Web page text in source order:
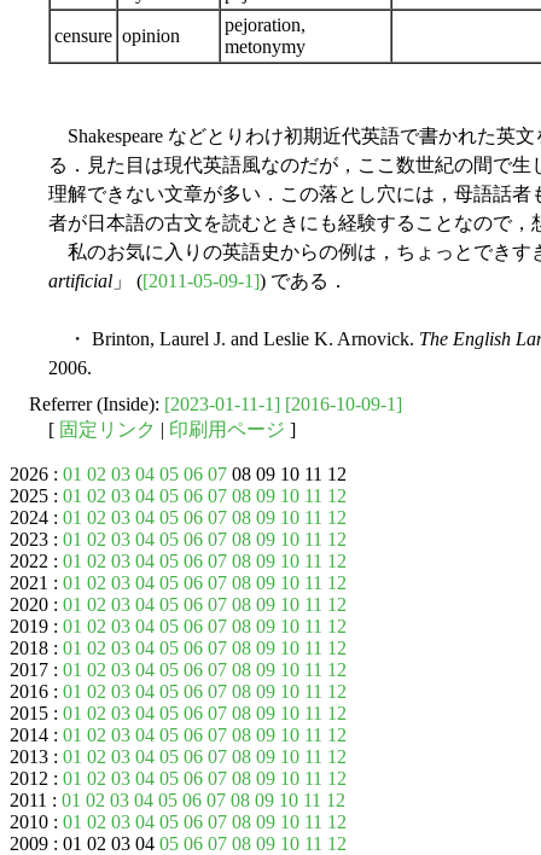
censure opinion
pejoration,
metonymy
Shakespeare などとりわけ初期近代英語で書かれた英
る．見た目は現代英語風なのだが，ここ数世紀の間で
理解できない文章が多い．この落とし穴には，母語話
者が日本語の古文を読むときにも経験することなので，
私のお気に入りの英語史からの例は，ちょっとできす
artificial 」 ([2011-05-09-1]) である．
・ Brinton, Laurel J. and Leslie K. Arnovick. The English
2006.
Referrer (Inside): [2023-01-11-1] [2016-10-09-1]
[ 固定リンク | 印刷用ページ ]
2026 : 01 02 03 04 05 06 07 08 09 10 11 12
2025 : 01 02 03 04 05 06 07 08 09 10 11 12
2024 : 01 02 03 04 05 06 07 08 09 10 11 12
2023 : 01 02 03 04 05 06 07 08 09 10 11 12
2022 : 01 02 03 04 05 06 07 08 09 10 11 12
2021 : 01 02 03 04 05 06 07 08 09 10 11 12
2020 : 01 02 03 04 05 06 07 08 09 10 11 12
2019 : 01 02 03 04 05 06 07 08 09 10 11 12
2018 : 01 02 03 04 05 06 07 08 09 10 11 12
2017 : 01 02 03 04 05 06 07 08 09 10 11 12
2016 : 01 02 03 04 05 06 07 08 09 10 11 12
2015 : 01 02 03 04 05 06 07 08 09 10 11 12
2014 : 01 02 03 04 05 06 07 08 09 10 11 12
2013 : 01 02 03 04 05 06 07 08 09 10 11 12
2012 : 01 02 03 04 05 06 07 08 09 10 11 12
2011 : 01 02 03 04 05 06 07 08 09 10 11 12
2010 : 01 02 03 04 05 06 07 08 09 10 11 12
2009 : 01 02 03 04 05 06 07 08 09 10 11 12